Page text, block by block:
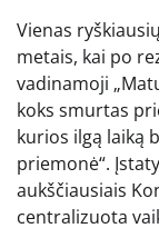
Vienas
metais, kai po
vadinamoji
koks smurtas
kurios ilgą laiką
priemonė“.
aukščiausiais
centralizuota